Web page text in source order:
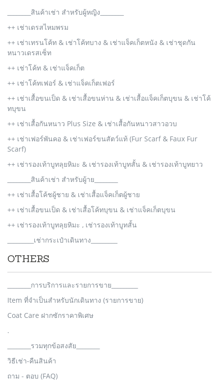
________สินค้าเช่า สำหรับผู้หญิง________
++ เช่าเดรสไหมพรม
++ เช่าเทรนโค้ท & เช่าโค้ทบาง & เช่าแจ็คเก็ตหนัง & เช่าชุดกัน
หนาวเดรสเซ็ท
++ เช่าโค้ท & เช่าแจ็คเก็ต
++ เช่าโค้ทเฟอร์ & เช่าแจ็คเก็ตเฟอร์
++ เช่าเสื้อขนเป็ด & เช่าเสื้อขนห่าน & เช่าเสื้อแจ็คเก็ตบุขน & เช่าโค้
ทบุขน
++ เช่าเสื้อกันหนาว Plus Size & เช่าเสื้อกันหนาวสาวอวบ
++ เช่าเฟอร์พันคอ & เช่าเฟอร์ขนสัตว์แท้ (Fur Scarf & Faux Fur
Scarf)
++ เช่ารองเท้าบูทลุยหิมะ & เช่ารองเท้าบูทสั้น & เช่ารองเท้าบูทยาว
________สินค้าเช่า สำหรับผู้าย________
++ เช่าเสื้อโค้ชผู้ชาย & เช่าเสื้อแจ็คเก็ตผู้ชาย
++ เช่าเสื้อขนเป็ด & เช่าเสื้อโค้ทบุขน & เช่าแจ็คเก็ตบุขน
++ เช่ารองเท้าบูทลุยหิมะ , เช่ารองเท้าบูทสั้น
_________เช่ากระเป๋าเดินทาง_________
OTHERS
________การบริการและรายการขาย_________
Item ที่จำเป็นสำหรับนักเดินทาง (รายการขาย)
Coat Care ฝากซักราคาพิเศษ
.
________รวมทุกข้อสงสัย________
วิธีเช่า-คืนสินค้า
ถาม - ตอบ (FAQ)